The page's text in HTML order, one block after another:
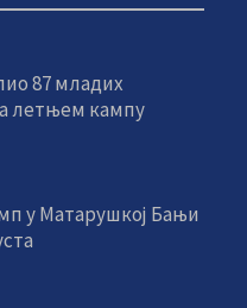
87 младих
летњем кампу
у Матарушкој Бањи